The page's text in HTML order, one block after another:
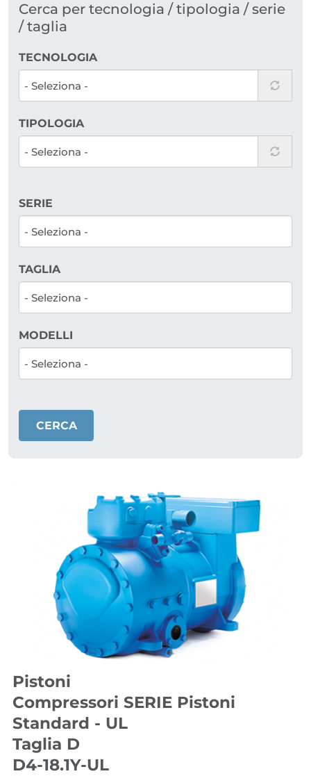
Pistoni
Compressori SERIE Pistoni
Standard - UL
Taglia D
D4-18.1Y-UL
Cerca per tecnologia / tipologia / serie
/ taglia
TECNOLOGIA
TIPOLOGIA
SERIE
TAGLIA
MODELLI
CERCA